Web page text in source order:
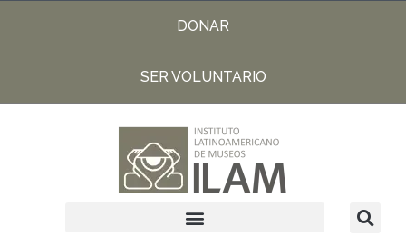
DONAR
SER VOLUNTARIO